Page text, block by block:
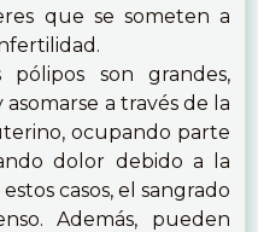
que se someten a
son grandes,
a través de la
ocupando parte
dolor debido a la
casos, el sangrado
Además, pueden